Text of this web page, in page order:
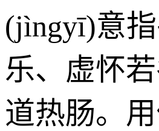
(jìngyī)意
乐、虚怀
道热肠。